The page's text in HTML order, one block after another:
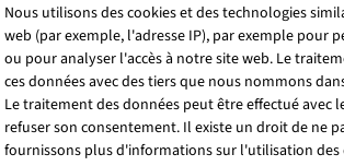
Nous utilisons des cookies et des technologies
web (par exemple, l'adresse IP), par exemple pour
ou pour analyser l'accès à notre site web. Le
ces données avec des tiers que nous nommons
Le traitement des données peut être effectué
refuser son consentement. Il existe un droit de ne
fournissons plus d'informations sur l'utilisation